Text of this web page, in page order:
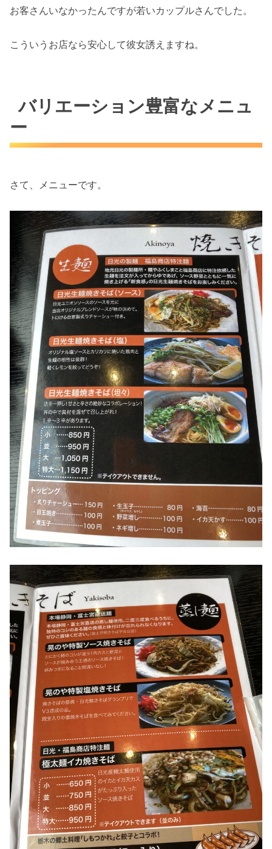
お客さんいなかったんですが若いカップルさんでした。
こういうお店なら安心して彼女誘えますね。
バリエーション豊富なメニュ
ー
さて、メニューです。